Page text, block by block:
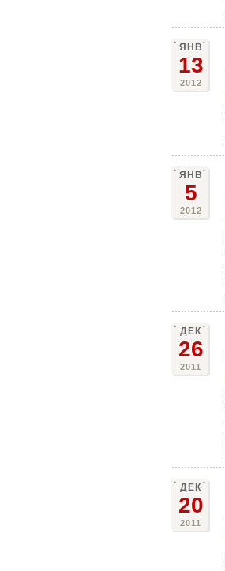
ЯНВ
13
2012
ЯНВ
5
2012
ДЕК
26
2011
ДЕК
20
2011